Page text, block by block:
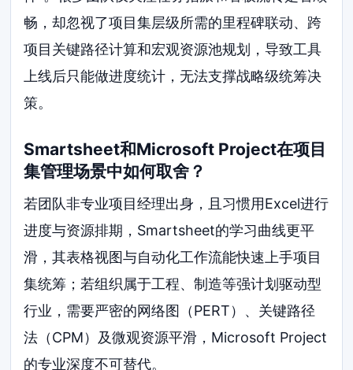
畅，却忽视了项目集层级所需的里程碑联动、跨
项目关键路径计算和宏观资源池规划，导致工具
上线后只能做进度统计，无法支撑战略级统筹决
策。
Smartsheet和Microsoft Project在项目
集管理场景中如何取舍？
若团队非专业项目经理出身，且习惯用Excel进行
进度与资源排期，Smartsheet的学习曲线更平
滑，其表格视图与自动化工作流能快速上手项目
集统筹；若组织属于工程、制造等强计划驱动型
行业，需要严密的网络图（PERT）、关键路径
法（CPM）及微观资源平滑，Microsoft Project
的专业深度不可替代。